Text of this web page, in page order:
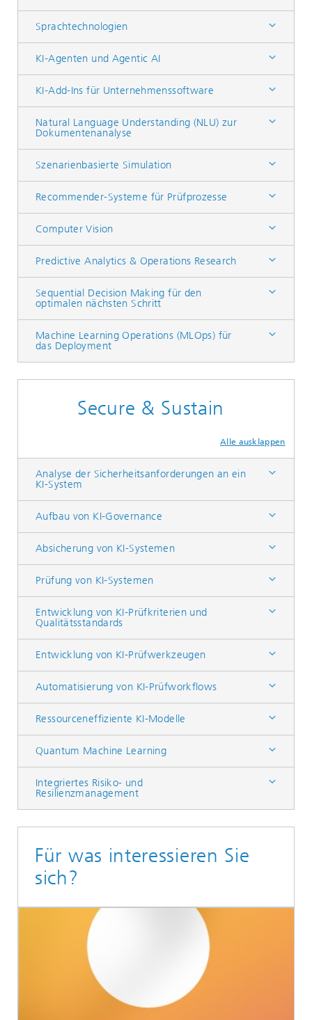
Sprachtechnologien
KI-Agenten und Agentic AI
KI-Add-Ins für Unternehmenssoftware
Natural Language Understanding (NLU) zur
Dokumentenanalyse
Szenarienbasierte Simulation
Recommender-Systeme für Prüfprozesse
Computer Vision
Predictive Analytics & Operations Research
Sequential Decision Making für den
optimalen nächsten Schritt
Machine Learning Operations (MLOps) für
das Deployment
Secure & Sustain
Alle ausklappen
Analyse der Sicherheitsanforderungen an ein
KI-System
Aufbau von KI-Governance
Absicherung von KI-Systemen
Prüfung von KI-Systemen
Entwicklung von KI-Prüfkriterien und
Qualitätsstandards
Entwicklung von KI-Prüfwerkzeugen
Automatisierung von KI-Prüfworkflows
Ressourceneffiziente KI-Modelle
Quantum Machine Learning
Integriertes Risiko- und
Resilienzmanagement
Für was interessieren Sie
sich?